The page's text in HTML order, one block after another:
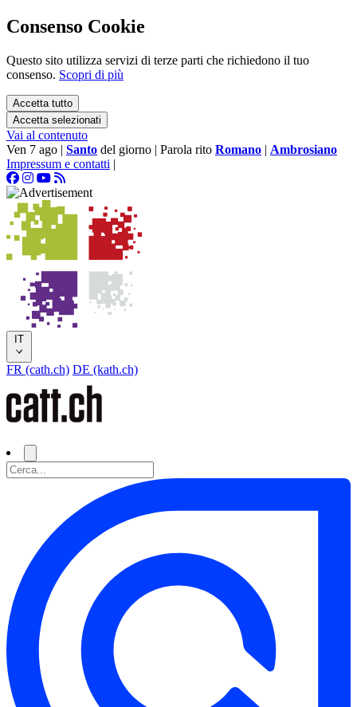
Consenso Cookie
Questo sito utilizza servizi di terze parti che richiedono il tuo
consenso. Scopri di più
Accetta tutto
Accetta selezionati
Vai al contenuto
Ven 7 ago | Santo del giorno | Parola rito Romano | Ambrosiano
Impressum e contatti |
IT
FR (cath.ch) DE (kath.ch)